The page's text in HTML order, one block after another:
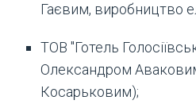
Гаєвим, виробництво
ТОВ "Готель
Олександром
Косарьковим);